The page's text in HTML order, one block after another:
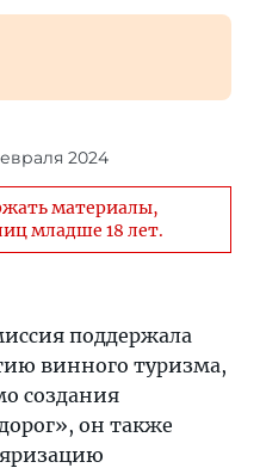
2024
материалы,
младше 18 лет.
поддержала
винного туризма,
создания
он также